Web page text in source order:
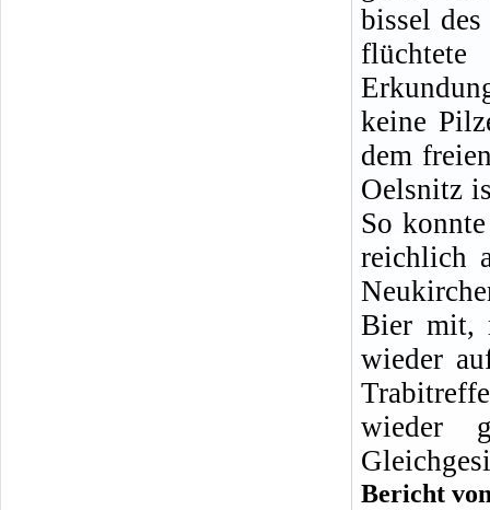
bissel
keine
dem
Oelsnitz
So
reichlich
Bier mit,
wieder
wieder
Bericht